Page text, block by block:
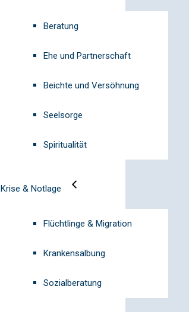
Beratung
Ehe und Partnerschaft
Beichte und Versöhnung
Seelsorge
Spiritualität
Krise & Notlage
Flüchtlinge & Migration
Krankensalbung
Sozialberatung